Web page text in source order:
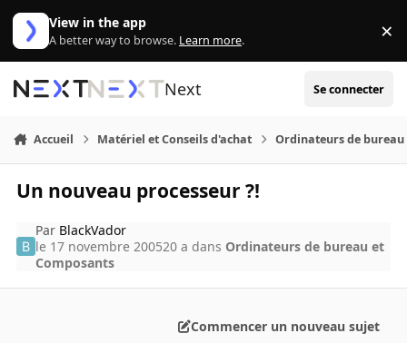
Aller au contenu
View in the app
A better way to browse. Learn more. ×
Next Se connecter
Accueil Matériel et Conseils d'achat Ordinateurs de bureau
Un nouveau processeur ?!
Par BlackVador
le 17 novembre 200520 a dans Ordinateurs de bureau et
Composants
Commencer un nouveau sujet